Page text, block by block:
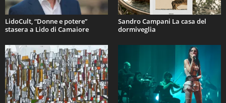
LidoCult, “Donne e potere”
stasera a Lido di Camaiore
Sandro Campani La casa del
dormiveglia